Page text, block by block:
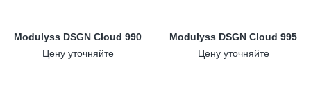
Modulyss DSGN Cloud 990
Цену уточняйте
Modulyss DSGN Cloud 995
Цену уточняйте